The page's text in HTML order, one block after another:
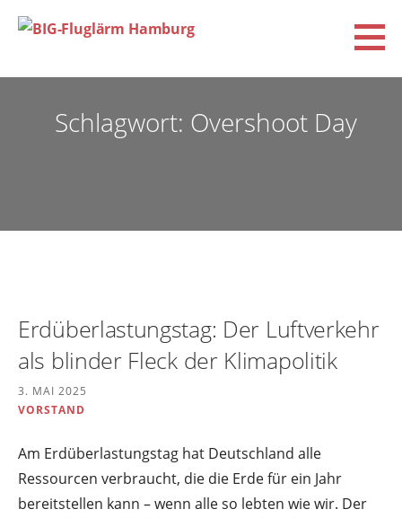
Zum
Inhalt
BIG-Fluglärm Hamburg
Schlagwort: Overshoot Day
Erdüberlastungstag: Der Luftverkehr
als blinder Fleck der Klimapolitik
3. MAI 2025
VORSTAND
Am Erdüberlastungstag hat Deutschland alle
Ressourcen verbraucht, die die Erde für ein Jahr
bereitstellen kann – wenn alle so lebten wie wir. Der